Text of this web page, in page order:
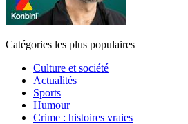
Catégories les plus populaires
Culture et société
Actualités
Sports
Humour
Crime : histoires vraies